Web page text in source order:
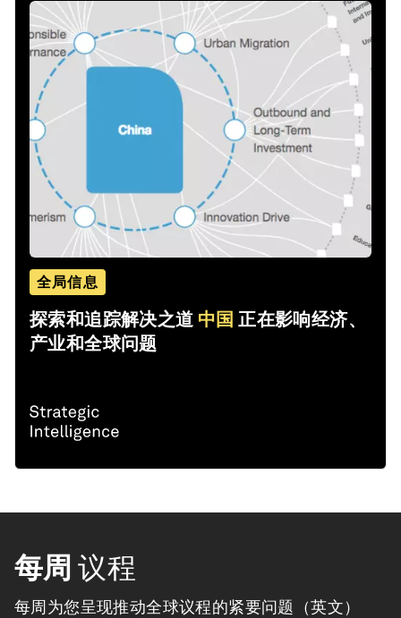
全局信息
探索和追踪解决之道 中国 正在影响经济、
产业和全球问题
每周 议程
每周为您呈现推动全球议程的紧要问题（英文）